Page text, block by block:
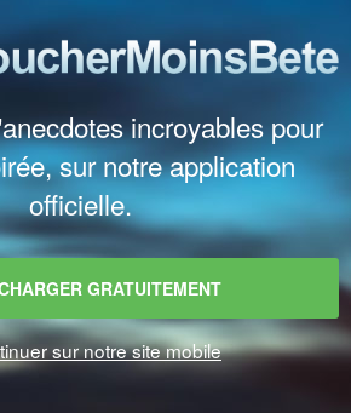
incroyables pour
sur notre application
officielle.
GRATUITEMENT
sur notre site mobile